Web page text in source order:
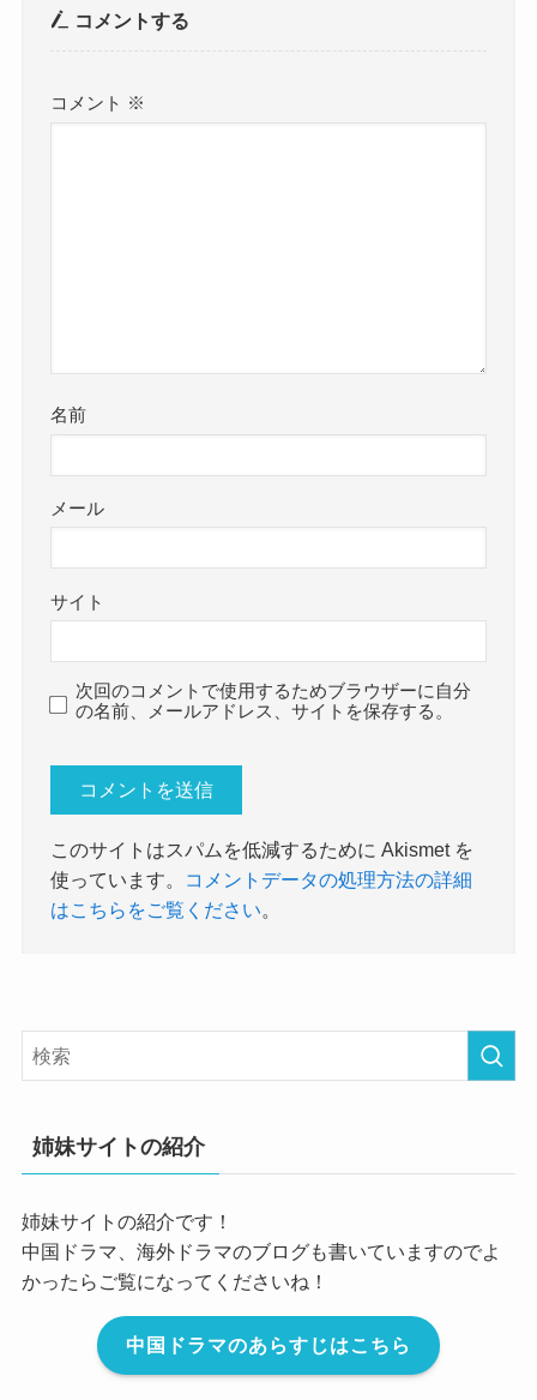
コメントする
コメント ※
名前
メール
サイト
次回のコメントで使用するためブラウザーに自分
の名前、メールアドレス、サイトを保存する。
このサイトはスパムを低減するために Akismet を
使っています。
コメントデータの処理方法の詳細
はこちらをご覧ください
姉妹サイトの紹介
姉妹サイトの紹介です！
中国ドラマ、海外ドラマのブログも書いていますのでよ
かったらご覧になってくださいね！
中国ドラマのあらすじはこちら